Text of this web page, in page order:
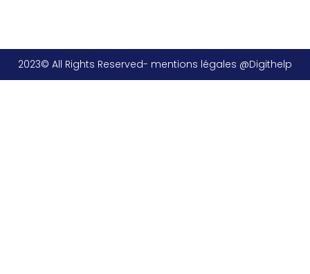
2023© All Rights Reserved- mentions légales @Digithelp